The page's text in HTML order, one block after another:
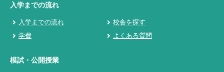
入学までの流れ
入学までの流れ
校舎を探す
学費
よくある質問
模試・公開授業